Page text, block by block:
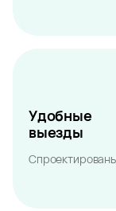
Удобные
выезды